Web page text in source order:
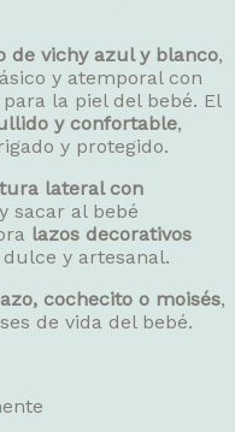
de vichy azul y blanco,
y atemporal con
la piel del bebé. El
y confortable,
y protegido.
lateral con
sacar al bebé
lazos decorativos
y artesanal.
cochecito o moisés,
de vida del bebé.